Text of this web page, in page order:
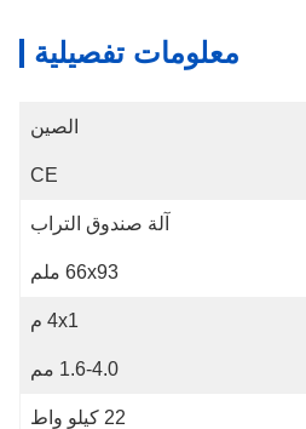
معلومات تفصيلية
الصين
CE
آلة صندوق التراب
66x93 ملم
4x1 م
1.6-4.0 مم
22 كيلو واط